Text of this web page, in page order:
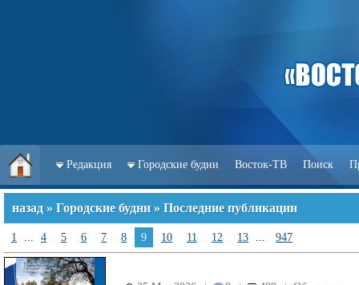
Редакция Городские будни Восток-ТВ Поиск
назад » Городские будни » Последние публикации
1 ... 4 5 6 7 8 9 10 11 12 13 ... 947